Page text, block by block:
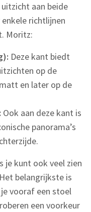
aan beide
richtlijnen
Moritz:
Deze kant biedt
op de
en later op de
Ook aan deze kant is
panorama’s
je kunt ook veel zien
belangrijkste is
vooraf een stoel
een voorkeur